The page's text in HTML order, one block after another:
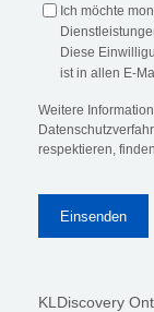
Ich möchte
Diese
ist in allen E-
Weitere
respektieren,
KLDiscovery